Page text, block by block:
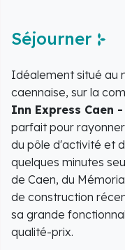
Séjourner
Idéalement situé au
caennaise, sur la
Inn Express Caen
parfait pour
du pôle d'activité et
quelques minutes
de Caen, du
de construction
sa grande
qualité-prix.